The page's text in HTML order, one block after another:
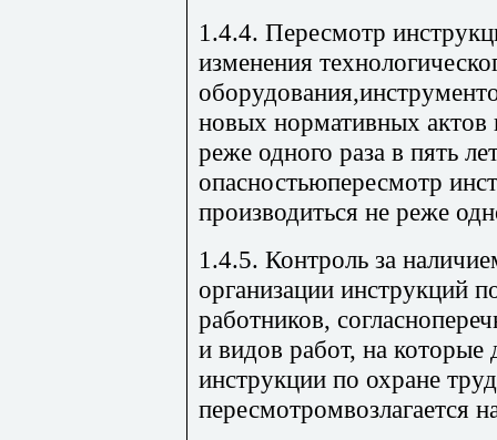
1.4.4. Пересмотр
изменения
новых нормативных актов
реже одного раза в пять
опасностьюпересмотр
производиться не реже
1.4.5. Контроль за
организации инструкций
работников,
и видов работ, на
инструкции по охране
пересмотромвозлагается